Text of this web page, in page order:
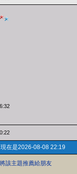
現在是2026-08-08 22:19
將該主題推薦給朋友